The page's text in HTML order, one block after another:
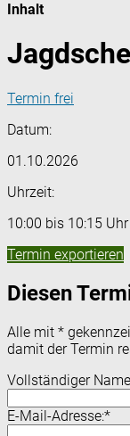
Inhalt
Termin frei
Datum:
01.10.2026
Uhrzeit:
10:00 bis 10:15 Uhr
Termin exportieren
Diesen
Alle mit *
damit der Termin
Vollständiger
E-Mail-Adresse:*